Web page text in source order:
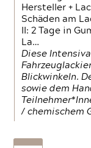
Hersteller +
Schäden am
II: 2 Tage in
La…
Diese
Blickwinkeln.
sowie dem
/ chemischem